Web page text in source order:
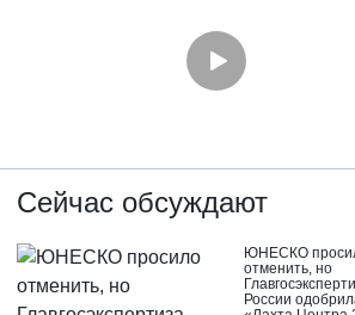
Сейчас обсуждают
ЮНЕСКО
отменить, но
России